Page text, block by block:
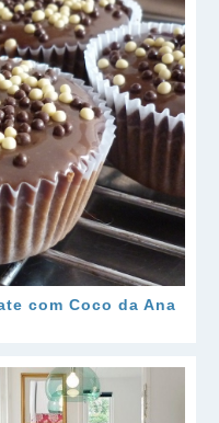
com Coco da Ana